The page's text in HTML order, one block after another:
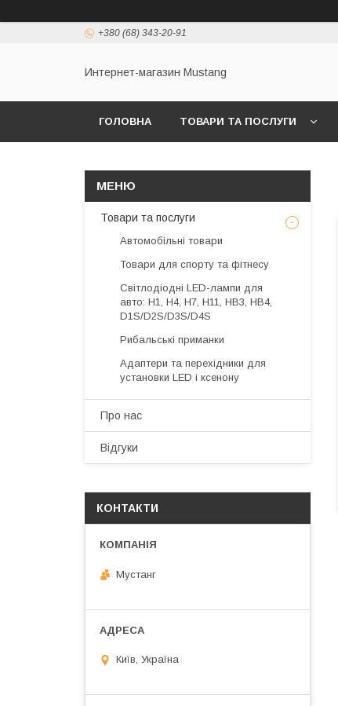
+380 (68) 343-20-91
Интернет-магазин Mustang
ГОЛОВНА ТОВАРИ ТА ПОСЛУГИ
Товари та послуги
Автомобільні товари
Товари для спорту та фітнесу
Світлодіодні LED-лампи для
авто: H1, H4, H7, H11, HB3, HB4,
D1S/D2S/D3S/D4S
Рибальські приманки
Адаптери та перехідники для
установки LED і ксенону
Про нас
Відгуки
КОНТАКТИ
Мустанг
Київ, Україна